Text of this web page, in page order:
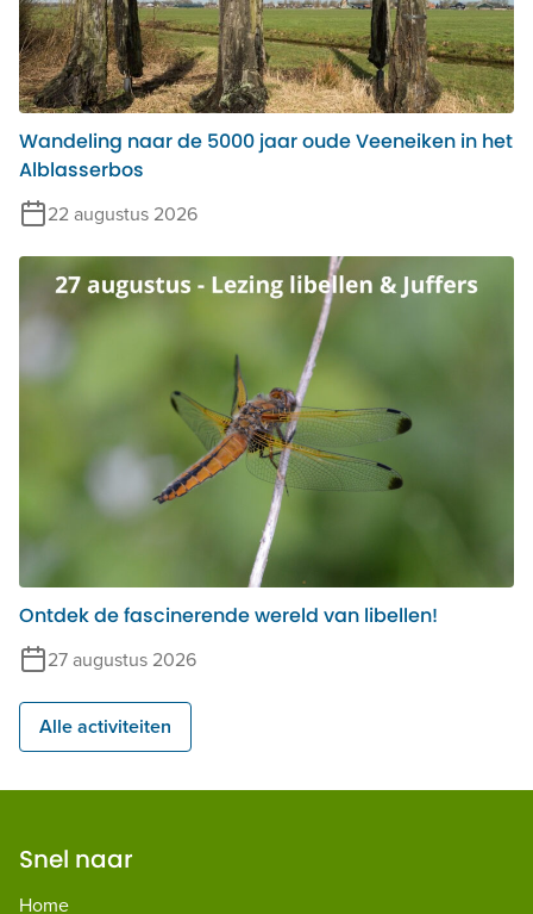
Wandeling naar de 5000 jaar oude Veeneiken in het
Alblasserbos
22 augustus 2026
Ontdek de fascinerende wereld van libellen!
27 augustus 2026
Alle activiteiten
Snel naar
Home